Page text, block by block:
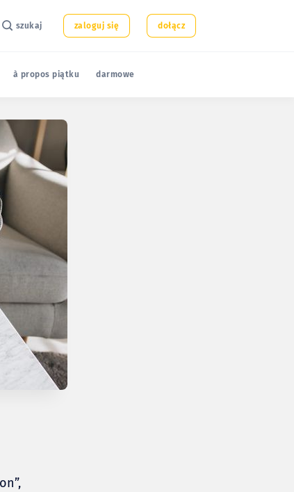
szukaj zaloguj się dołącz
à propos piątku darmowe